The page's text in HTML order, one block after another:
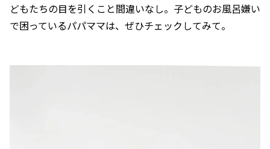
どもたちの目を引くこと間違いなし。子どものお風呂嫌い
で困っているパパママは、ぜひチェックしてみて。